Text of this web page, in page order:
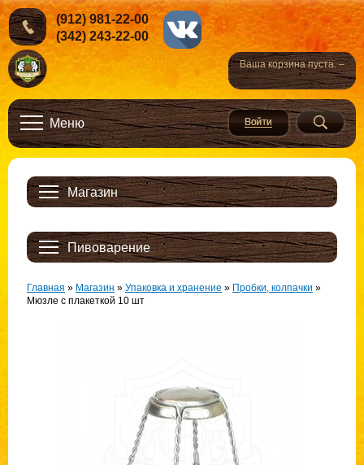
Ваша корзина пуста. –
(912) 981-22-00
(342) 243-22-00
Меню
Магазин
Пивоварение
Главная » Магазин » Упаковка и хранение » Пробки, колпачки »
Мюзле с плакеткой 10 шт